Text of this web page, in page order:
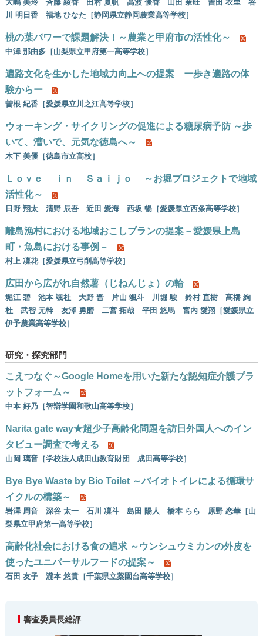
大嶋 美玲 斉藤 綾香 田村 夏帆 高波 優香 山田 奈旺 吉田 衣里 谷
川 明日香 福地 ひなた［静岡県立静岡農業高等学校］
桃の葉パワーで課題解決！～農業と甲府市の活性化～
中澤 那由多［山梨県立甲府第一高等学校］
遍路文化を生かした地域力向上への提案 ー歩き遍路の体
験からー
曽根 紀香［愛媛県立川之江高等学校］
ウォーキング・サイクリングの促進による糖尿病予防 ～歩
いて、漕いで、元気な徳島へ～
木下 美優［徳島市立高校］
Ｌｏｖｅ ｉｎ Ｓａｉｊｏ ～お堀プロジェクトで地域
活性化～
日野 翔太 清野 辰吾 近田 愛海 西坂 暢［愛媛県立西条高等学校］
離島漁村における地域おこしプランの提案－愛媛県上島
町・魚島における事例－
村上 凜花［愛媛県立弓削高等学校］
広田から広がれ自然薯（じねんじょ）の輪
堀江 碧 池本 颯杜 大野 晋 片山 颯斗 川堀 駿 鈴村 直樹 髙橋 絢
杜 武智 元幹 友澤 勇磨 二宮 拓哉 平田 悠馬 宮内 愛翔［愛媛県立
伊予農業高等学校］
研究・探究部門
こえつなぐ～Google Homeを用いた新たな認知症介護プラ
ットフォーム～
中本 好乃［智辯学園和歌山高等学校］
Narita gate way★超少子高齢化問題を訪日外国人へのイン
タビュー調査で考える
山岡 璃音［学校法人成田山教育財団 成田高等学校］
Bye Bye Waste by Bio Toilet ～バイオトイレによる循環サ
イクルの構築～
岩澤 周音 深谷 太一 石川 凜斗 島田 陽人 橋本 らら 原野 恋華［山
梨県立甲府第一高等学校］
高齢化社会における食の追求 ～ウンシュウミカンの外皮を
使ったユニバーサルフードの提案～
石田 友子 瀧本 悠貴［千葉県立薬園台高等学校］
審査委員長総評